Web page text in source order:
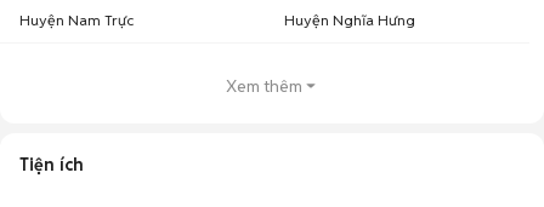
Huyện Nam Trực Huyện Nghĩa Hưng
Xem thêm
Tiện ích